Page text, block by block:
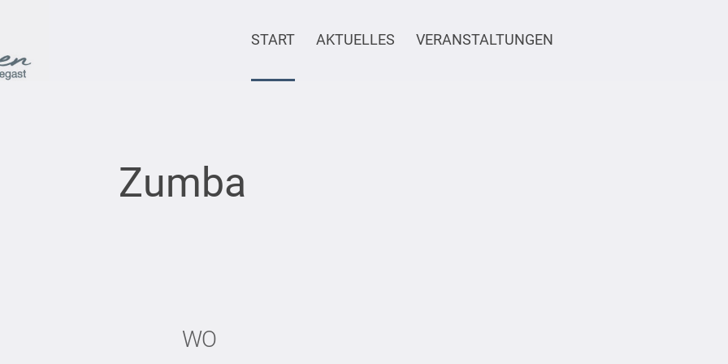
START AKTUELLES VERANSTALTUNGEN
Zumba
WO